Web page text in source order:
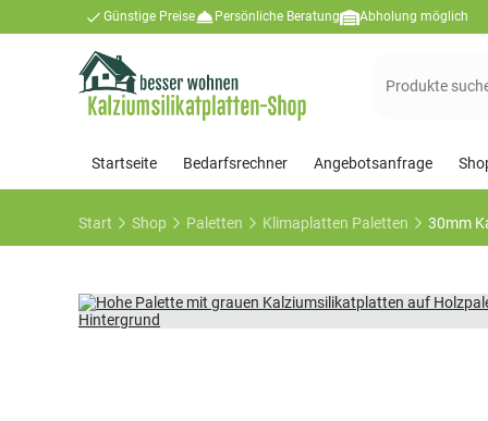
Günstige Preise Persönliche Beratung Abholung möglich
Suchen
Startseite Bedarfsrechner Angebotsanfrage
Start Shop Paletten Klimaplatten Paletten 30mm